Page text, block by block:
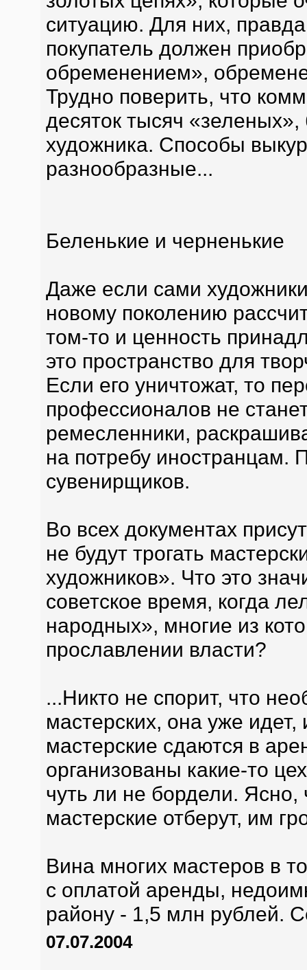
ситуацию. Для них,
покупатель должен
обременением»,
Трудно поверить, что
десяток тысяч
художника. Способы
разнообразные...
Беленькие и черненькие
Даже если сами
новому поколению
том-то и ценность
это пространство для
Если его уничтожат, то
профессионалов не
ремесленники,
на потребу иностранцам.
сувенирщиков.
Во всех документах
не будут трогать
художников». Что это
советское время, когда
народных», многие из
прославлении власти?
...Никто не спорит, что
мастерских, она уже
мастерские сдаются в
организованы какие-то
чуть ли не бордели. Ясно,
мастерские отберут, им
Вина многих мастеров в
с оплатой аренды,
району - 1,5 млн рублей.
07.07.2004